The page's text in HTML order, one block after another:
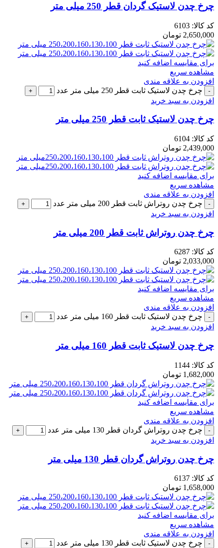
چرخ چدن لاستیک گردان قطر 250 میلی متر
کد کالا: 6103
2,650,000 تومان
برای مقایسه اضافه کنید
مشاهده سریع
افزودن به علاقه مندی
چرخ چدن لاستیک ثابت قطر 250 میلی متر عدد
افزودن به سبد خرید
چرخ چدن لاستیک ثابت قطر 250 میلی متر
کد کالا: 6104
2,439,000 تومان
برای مقایسه اضافه کنید
مشاهده سریع
افزودن به علاقه مندی
چرخ چدن روتراش ثابت قطر 200 میلی متر عدد
افزودن به سبد خرید
چرخ چدن روتراش ثابت قطر 200 میلی متر
کد کالا: 6287
2,033,000 تومان
برای مقایسه اضافه کنید
مشاهده سریع
افزودن به علاقه مندی
چرخ چدن لاستیک ثابت قطر 160 میلی متر عدد
افزودن به سبد خرید
چرخ چدن لاستیک ثابت قطر 160 میلی متر
کد کالا: 1144
1,682,000 تومان
برای مقایسه اضافه کنید
مشاهده سریع
افزودن به علاقه مندی
چرخ چدن روتراش گردان قطر 130 میلی متر عدد
افزودن به سبد خرید
چرخ چدن روتراش گردان قطر 130 میلی متر
کد کالا: 6137
1,658,000 تومان
برای مقایسه اضافه کنید
مشاهده سریع
افزودن به علاقه مندی
چرخ چدن لاستیک ثابت قطر 130 میلی متر عدد